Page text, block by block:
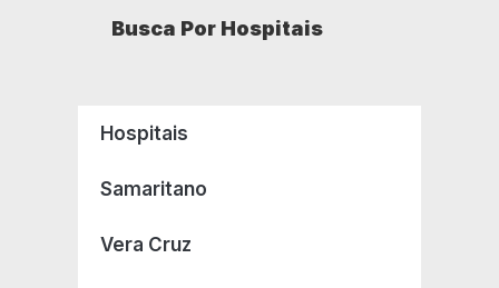
Busca Por Hospitais
Hospitais
Samaritano
Vera Cruz